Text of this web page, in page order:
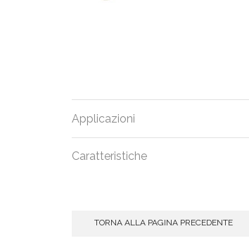
Applicazioni
Caratteristiche
TORNA ALLA PAGINA PRECEDENTE